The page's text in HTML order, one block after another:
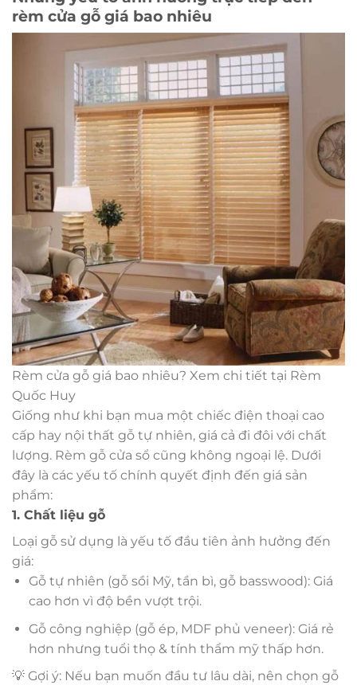
rèm cửa gỗ giá bao nhiêu
Rèm cửa gỗ giá bao nhiêu? Xem chi tiết tại Rèm
Quốc Huy
Giống như khi bạn mua một chiếc điện thoại cao
cấp hay nội thất gỗ tự nhiên, giá cả đi đôi với chất
lượng. Rèm gỗ cửa sổ cũng không ngoại lệ. Dưới
đây là các yếu tố chính quyết định đến giá sản
phẩm:
1. Chất liệu gỗ
Loại gỗ sử dụng là yếu tố đầu tiên ảnh hưởng đến
giá:
Gỗ tự nhiên (gỗ sồi Mỹ, tần bì, gỗ basswood): Giá
cao hơn vì độ bền vượt trội.
Gỗ công nghiệp (gỗ ép, MDF phủ veneer): Giá rẻ
hơn nhưng tuổi thọ & tính thẩm mỹ thấp hơn.
💡 Gợi ý: Nếu bạn muốn đầu tư lâu dài, nên chọn gỗ